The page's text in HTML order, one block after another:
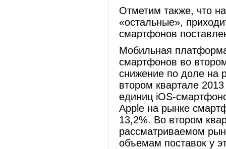
Отметим также, что
«остальные»,
смартфонов
Мобильная
смартфонов во
снижение по доле на
втором квартале
единиц iOS-
Apple на рынке
13,2%. Во втором
рассматриваемом
объемам поставок у